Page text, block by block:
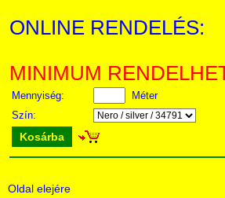
ONLINE RENDELÉS:
MINIMUM
Mennyiség:
Méter
Szín:
Kosárba
Oldal elejére